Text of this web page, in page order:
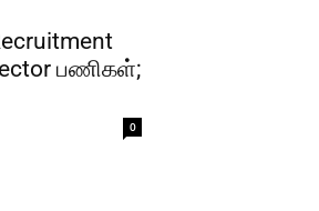
பணிகள்;
0